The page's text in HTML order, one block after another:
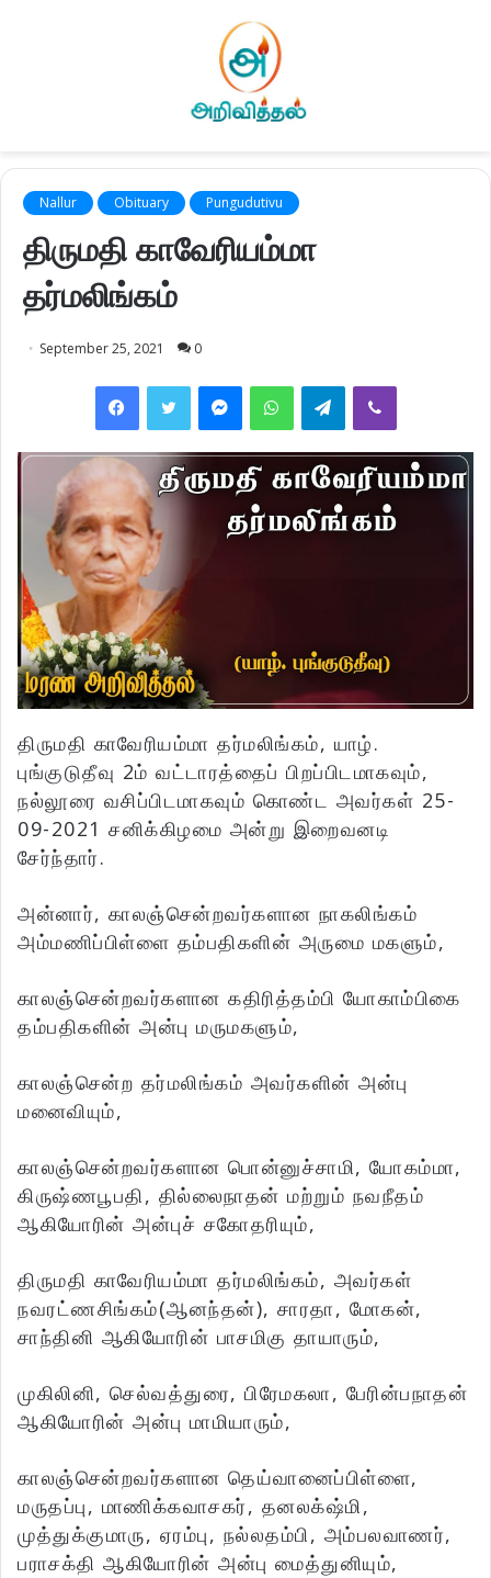
Nallur Obituary Pungudutivu
திருமதி காவேரியம்மா
தர்மலிங்கம்
September 25, 2021 0
FacebookTwitter MessengerWhatsAppTelegramViber
திருமதி காவேரியம்மா தர்மலிங்கம், யாழ்.
புங்குடுதீவு 2ம் வட்டாரத்தைப் பிறப்பிடமாகவும்,
நல்லூரை வசிப்பிடமாகவும் கொண்ட அவர்கள் 25-
09-2021 சனிக்கிழமை அன்று இறைவனடி
சேர்ந்தார்.
அன்னார், காலஞ்சென்றவர்களான நாகலிங்கம்
அம்மணிப்பிள்ளை தம்பதிகளின் அருமை மகளும்,
காலஞ்சென்றவர்களான கதிரித்தம்பி யோகாம்பிகை
தம்பதிகளின் அன்பு மருமகளும்,
காலஞ்சென்ற தர்மலிங்கம் அவர்களின் அன்பு
மனைவியும்,
காலஞ்சென்றவர்களான பொன்னுச்சாமி, யோகம்மா,
கிருஷ்ணபூபதி, தில்லைநாதன் மற்றும் நவநீதம்
ஆகியோரின் அன்புச் சகோதரியும்,
திருமதி காவேரியம்மா தர்மலிங்கம், அவர்கள்
நவரட்ணசிங்கம்(ஆனந்தன்), சாரதா, மோகன்,
சாந்தினி ஆகியோரின் பாசமிகு தாயாரும்,
முகிலினி, செல்வத்துரை, பிரேமகலா, பேரின்பநாதன்
ஆகியோரின் அன்பு மாமியாரும்,
காலஞ்சென்றவர்களான தெய்வானைப்பிள்ளை,
மருதப்பு, மாணிக்கவாசகர், தனலக்‌ஷ்மி,
முத்துக்குமாரு, ஏரம்பு, நல்லதம்பி, அம்பலவாணர்,
பராசக்தி ஆகியோரின் அன்பு மைத்துனியும்,